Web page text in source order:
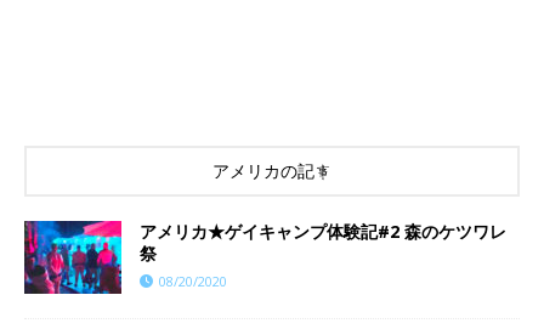
アメリカの記事
アメリカ★ゲイキャンプ体験記#2 森のケツワレ
祭
08/20/2020